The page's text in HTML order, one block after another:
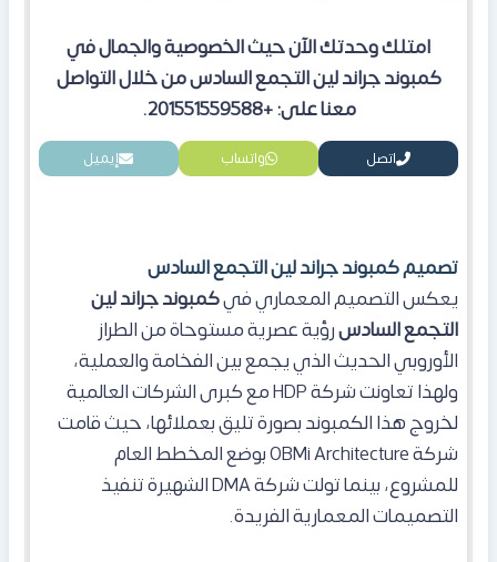
امتلك وحدتك الآن حيث الخصوصية والجمال في
كمبوند جراند لين التجمع السادس من خلال التواصل
معنا على: +201551559588.
اتصل واتساب إيميل
تصميم كمبوند جراند لين التجمع السادس
يعكس التصميم المعماري فيكمبوند جراند لين
التجمع السادسرؤية عصرية مستوحاة من الطراز
الأوروبي الحديث الذي يجمع بين الفخامة والعملية،
ولهذا تعاونت شركة HDP مع كبرى الشركات العالمية
لخروج هذا الكمبوند بصورة تليق بعملائها، حيث قامت
شركة OBMi Architecture بوضع المخطط العام
للمشروع، بينما تولت شركة DMA الشهيرة تنفيذ
التصميمات المعمارية الفريدة.